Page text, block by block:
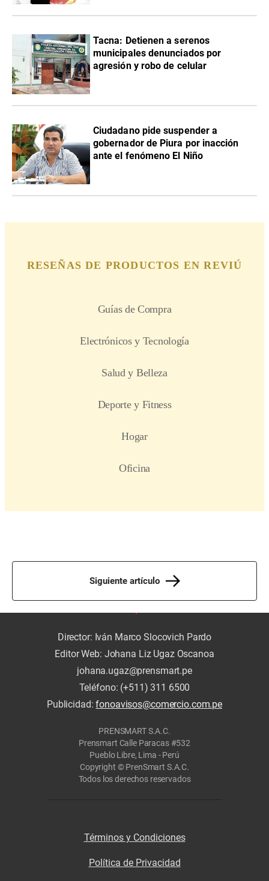
Tacna: Detienen a serenos
municipales denunciados por
agresión y robo de celular
Ciudadano pide suspender a
gobernador de Piura por inacción
ante el fenómeno El Niño
Siguiente artículo
Director: Iván Marco Slocovich Pardo
Editor Web: Johana Liz Ugaz Oscanoa
johana.ugaz@prensmart.pe
Teléfono: (+511) 311 6500
Publicidad:fonoavisos@comercio.com.pe
PRENSMART S.A.C.
Prensmart Calle Paracas #532
Pueblo Libre, Lima - Perú
Copyright © PrenSmart S.A.C.
Todos los derechos reservados
Términos y Condiciones
Política de Privacidad